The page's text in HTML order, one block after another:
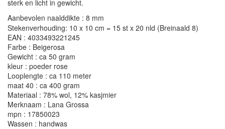
sterk en licht in gewicht.
Aanbevolen naalddikte : 8 mm
Stekenverhouding: 10 x 10 cm = 15 st x 20 nld (Breinaald 8)
EAN : 4033493221245
Farbe : Beigerosa
Gewicht : ca 50 gram
kleur : poeder rose
Looplengte : ca 110 meter
maat 40 : ca 400 gram
Materiaal : 78% wol, 12% kasjmier
Merknaam : Lana Grossa
mpn : 17850023
Wassen : handwas